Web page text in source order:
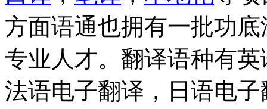
方面语通也拥有一批功
专业人才。翻译语种有
法语电子翻译，日语电